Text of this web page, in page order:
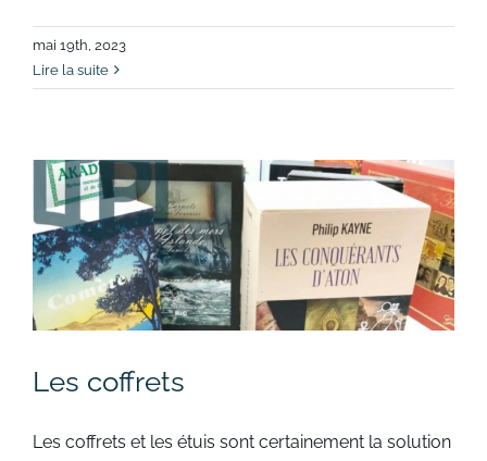
mai 19th, 2023
Lire la suite
Les coffrets
Les coffrets et les étuis sont certainement la solution